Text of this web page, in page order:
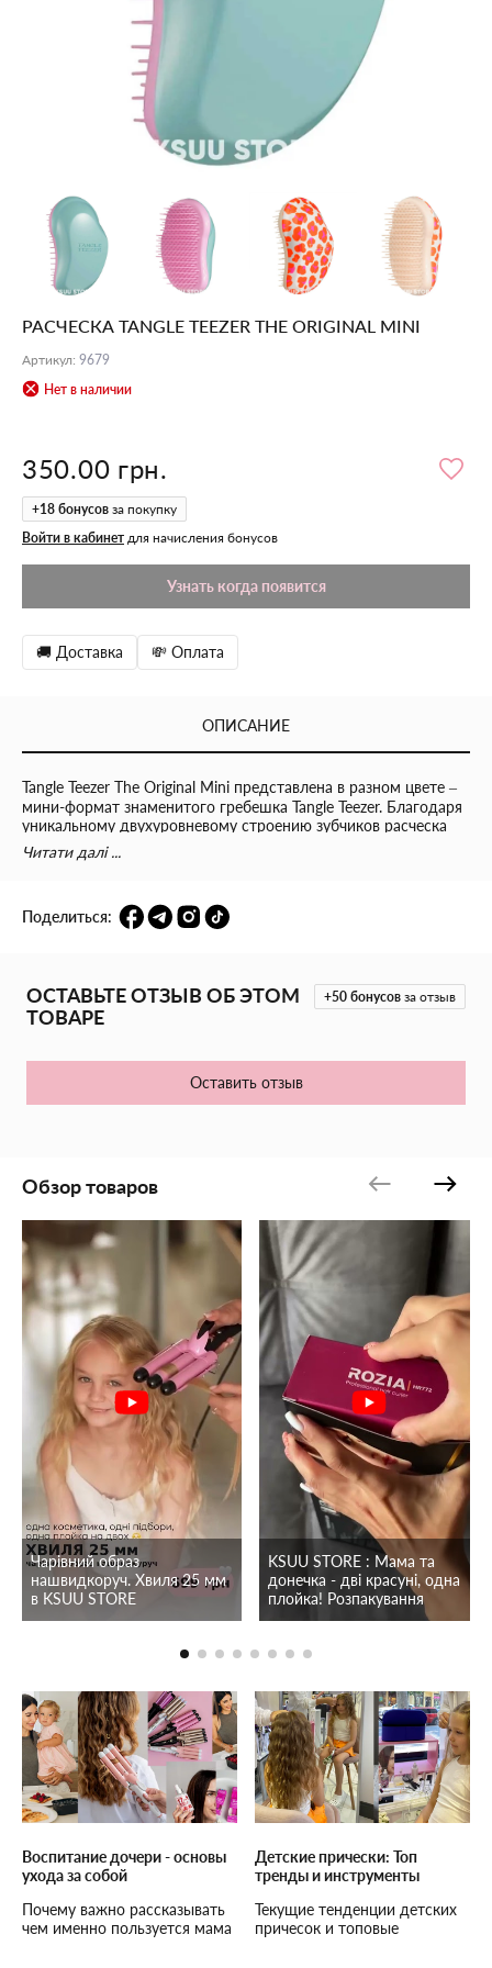
РАСЧЕСКА TANGLE TEEZER THE ORIGINAL MINI
Артикул: 9679
Нет в наличии
350.00 грн.
+18 бонусов за покупку
Войти в кабинет для начисления бонусов
Узнать когда появится
🚚 Доставка 💸 Оплата
ОПИСАНИЕ
Tangle Teezer The Original Mini представлена в разном цвете –
мини-формат знаменитого гребешка Tangle Teezer. Благодаря
уникальному двухуровневому строению зубчиков расческа
легко и бережно распутывает волосы от корней до кончиков.
Компактный формат The Original Mini позволяет всегда
сумочку. Подходит для расчесывания сухих и влажных волос.
При регулярном применении Tangle Teezer волосы
у которого за плечами более тридцати лет опыта работы в
индустрии. Размер: 12х7х4,5см.
Читати далі ...
Поделиться:
+50 бонусов за отзыв
ОСТАВЬТЕ ОТЗЫВ ОБ ЭТОМ
ТОВАРЕ
Оставить отзыв
Обзор товаров
Чарівний образ
нашвидкоруч. Хвиля 25 мм
в KSUU STORE
KSUU STORE : Мама та
донечка - дві красуні, одна
плойка! Розпакування
Воспитание дочери - основы
ухода за собой
Почему важно рассказывать
чем именно пользуется мама
Детские прически: Топ
тренды и инструменты
Текущие тенденции детских
причесок и топовые